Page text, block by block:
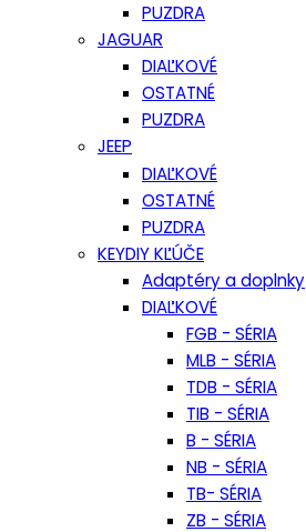
PUZDRA
JAGUAR
DIAĽKOVÉ
OSTATNÉ
PUZDRA
JEEP
DIAĽKOVÉ
OSTATNÉ
PUZDRA
KEYDIY KĽÚČE
Adaptéry a doplnky
DIAĽKOVÉ
FGB - SÉRIA
MLB - SÉRIA
TDB - SÉRIA
TIB - SÉRIA
B - SÉRIA
NB - SÉRIA
TB- SÉRIA
ZB - SÉRIA